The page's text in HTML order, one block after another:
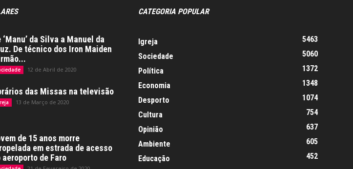
‘Manu’ da Silva a Manuel da
De técnico dos Iron Maiden
12 de Abril de 2020
das Missas na televisão
13 de Março de 2020
de 15 anos morre
em estrada de acesso
aeroporto de Faro
CATEGORIA POPULAR
Igreja
5463
Sociedade
5060
Política
1372
Economia
1348
Desporto
1074
Cultura
754
Opinião
637
Ambiente
605
Educação
452